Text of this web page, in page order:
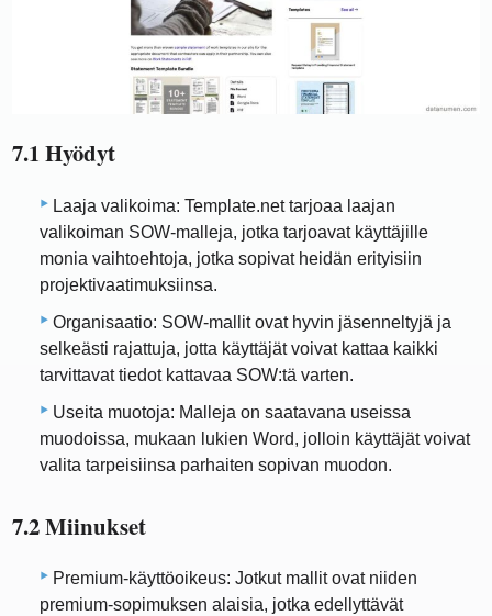
7.1 Hyödyt
Laaja valikoima: Template.net tarjoaa laajan
valikoiman SOW-malleja, jotka tarjoavat käyttäjille
monia vaihtoehtoja, jotka sopivat heidän erityisiin
projektivaatimuksiinsa.
Organisaatio: SOW-mallit ovat hyvin jäsenneltyjä ja
selkeästi rajattuja, jotta käyttäjät voivat kattaa kaikki
tarvittavat tiedot kattavaa SOW:tä varten.
Useita muotoja: Malleja on saatavana useissa
muodoissa, mukaan lukien Word, jolloin käyttäjät voivat
valita tarpeisiinsa parhaiten sopivan muodon.
7.2 Miinukset
Premium-käyttöoikeus: Jotkut mallit ovat niiden
premium-sopimuksen alaisia, jotka edellyttävät